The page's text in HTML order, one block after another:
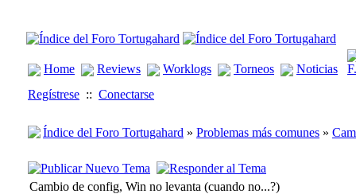
Home Reviews Worklogs Torneos
Noticias
Regístrese :: Conectarse
Índice del Foro Tortugahard » Problemas más comunes »
Cambio de config, Win no levanta (cuando no...?)